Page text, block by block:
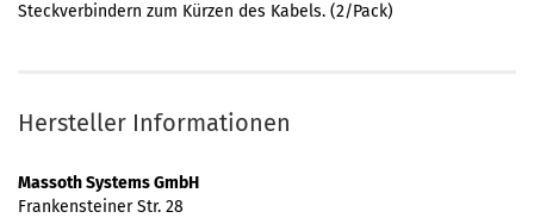
Steckverbindern zum Kürzen des Kabels. (2/Pack)
Hersteller Informationen
Massoth Systems GmbH
Frankensteiner Str. 28